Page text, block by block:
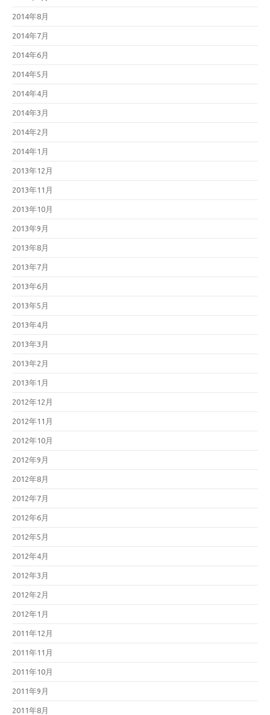
2014年8月
2014年7月
2014年6月
2014年5月
2014年4月
2014年3月
2014年2月
2014年1月
2013年12月
2013年11月
2013年10月
2013年9月
2013年8月
2013年7月
2013年6月
2013年5月
2013年4月
2013年3月
2013年2月
2013年1月
2012年12月
2012年11月
2012年10月
2012年9月
2012年8月
2012年7月
2012年6月
2012年5月
2012年4月
2012年3月
2012年2月
2012年1月
2011年12月
2011年11月
2011年10月
2011年9月
2011年8月